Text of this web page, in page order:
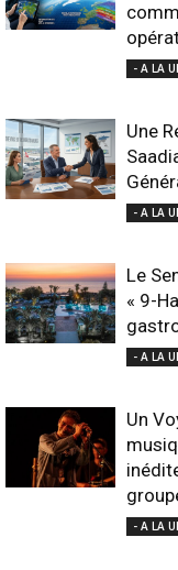
- A LA
Une
- A LA
Le
« 9-
- A LA
Un
- A LA